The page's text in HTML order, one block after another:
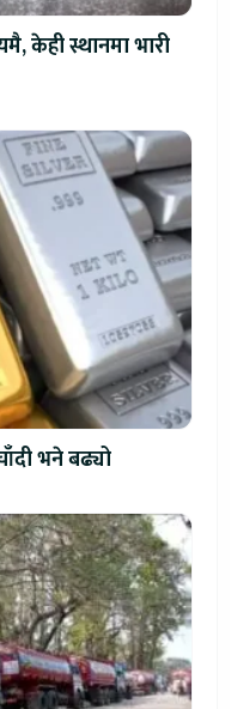
केही स्थानमा भारी
भने बढ्यो